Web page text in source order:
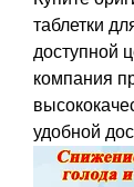
таблетки
доступной
компания
удобной